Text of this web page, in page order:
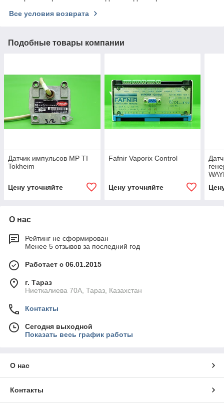
Все условия возврата
Подобные товары компании
Датчик импульсов МР ТI
Tokheim
Цену уточняйте
Fafnir Vaporix Control
Цену уточняйте
О нас
Рейтинг не сформирован
Менее 5 отзывов за последний год
Работает с 06.01.2015
г. Тараз
Ниеткалиева 70А, Тараз, Казахстан
Контакты
Сегодня выходной
Показать весь график работы
О нас
Контакты